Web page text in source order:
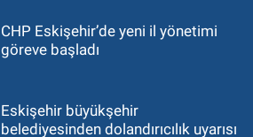
CHP Eskişehir’de yeni il yönetimi
göreve başladı
Eskişehir büyükşehir
belediyesinden dolandırıcılık uyarısı